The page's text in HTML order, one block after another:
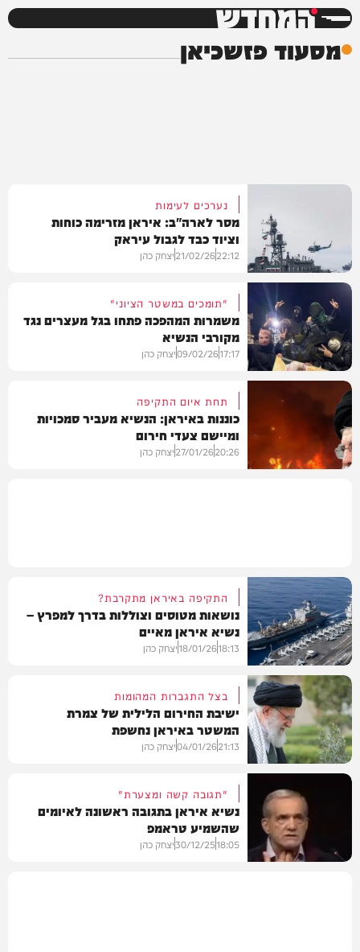
המחדש
מסעוד פזשכיאן
חדשות
נערכים לעימות
מסר לארה"ב: איראן מזרימה כוחות
וציוד כבד לגבול עיראק
22:12
21/02/26יצחק כהן
חדשות
"תומכים במשטר הציוני"
משמרות המהפכה פתחו בגל מעצרים נגד
מקורבי הנשיא
17:17
09/02/26יצחק כהן
תחת איום התקיפה
כוננות באיראן: הנשיא מעביר סמכויות
ומיישם צעדי חירום
20:26
27/01/26יצחק כהן
בעולם
התקיפה באיראן מתקרבת?
נושאות מטוסים וצוללות בדרך למפרץ –
נשיא איראן מאיים
18:13
18/01/26יצחק כהן
חדשות
בצל התגברות המהומות
ישיבת החירום הלילית של צמרת
המשטר באיראן נחשפת
21:13
04/01/26יצחק כהן
"תגובה קשה ומצערת"
נשיא איראן בתגובה ראשונה לאיומים
שהשמיע טראמפ
18:05
30/12/25יצחק כהן